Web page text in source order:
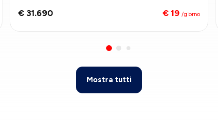
€ 31.690 € 19 /giorno
Mostra tutti